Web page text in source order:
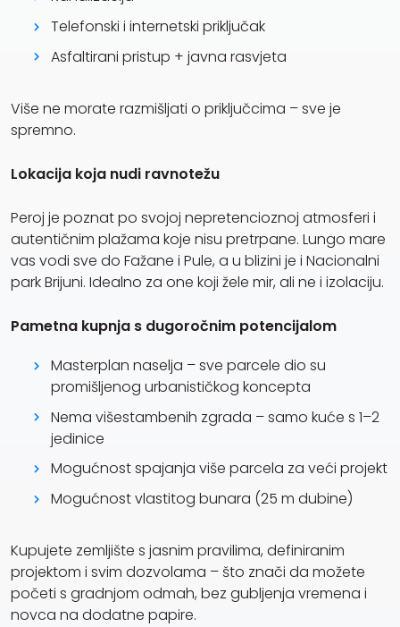
Telefonski i internetski priključak
Asfaltirani pristup + javna rasvjeta
Više ne morate razmišljati o priključcima – sve je
spremno.
Lokacija koja nudi ravnotežu
Peroj je poznat po svojoj nepretencioznoj atmosferi i
autentičnim plažama koje nisu pretrpane. Lungo mare
vas vodi sve do Fažane i Pule, a u blizini je i Nacionalni
park Brijuni. Idealno za one koji žele mir, ali ne i izolaciju.
Pametna kupnja s dugoročnim potencijalom
Masterplan naselja – sve parcele dio su
promišljenog urbanističkog koncepta
Nema višestambenih zgrada – samo kuće s 1–2
jedinice
Mogućnost spajanja više parcela za veći projekt
Mogućnost vlastitog bunara (25 m dubine)
Kupujete zemljište s jasnim pravilima, definiranim
projektom i svim dozvolama – što znači da možete
početi s gradnjom odmah, bez gubljenja vremena i
novca na dodatne papire.